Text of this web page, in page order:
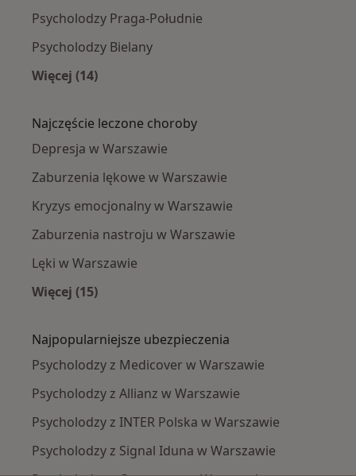
Psycholodzy Praga-Południe
Psycholodzy Bielany
Więcej (14)
Najczęście leczone choroby
Depresja w Warszawie
Zaburzenia lękowe w Warszawie
Kryzys emocjonalny w Warszawie
Zaburzenia nastroju w Warszawie
Lęki w Warszawie
Więcej (15)
Najpopularniejsze ubezpieczenia
Psycholodzy z Medicover w Warszawie
Psycholodzy z Allianz w Warszawie
Psycholodzy z INTER Polska w Warszawie
Psycholodzy z Signal Iduna w Warszawie